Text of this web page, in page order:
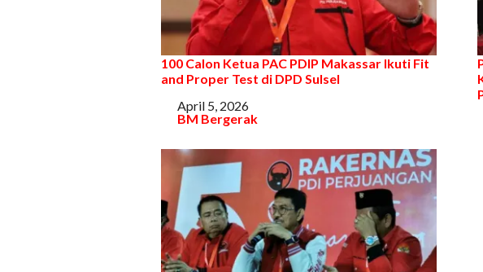
100 Calon Ketua PAC PDIP Makassar Ikuti Fit
and Proper Test di DPD Sulsel
Tanggal
April 5, 2026
Sehubungan dengan
BM Bergerak